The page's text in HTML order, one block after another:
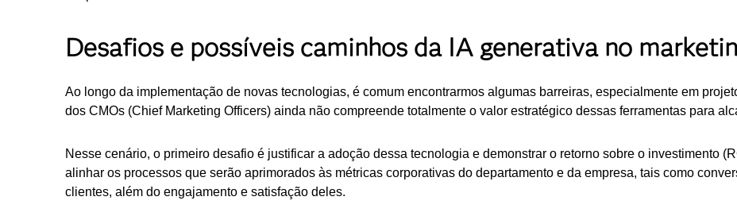
Desafios e possíveis caminhos da IA generativa no
Ao longo da implementação de novas tecnologias, é comum encontrarmos algumas barreiras, especialmente em
dos CMOs (Chief Marketing Officers) ainda não compreende totalmente o valor estratégico dessas ferramentas para
Nesse cenário, o primeiro desafio é justificar a adoção dessa tecnologia e demonstrar o retorno sobre o investimento
alinhar os processos que serão aprimorados às métricas corporativas do departamento e da empresa, tais como
clientes, além do engajamento e satisfação deles.